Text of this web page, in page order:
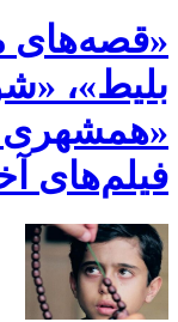
«قصه‌های
بلیط»،
«همشهری
فیلم‌های